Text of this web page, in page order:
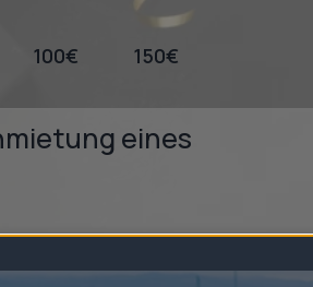
100€ 150€
eines
und jeden Anhängertyp.